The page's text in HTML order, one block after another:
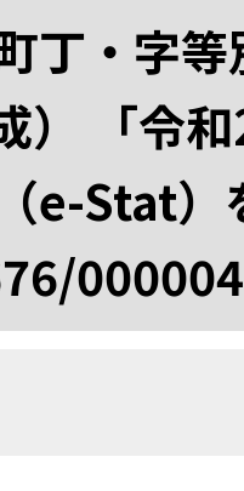
丁・字
） 「令
e-Stat）